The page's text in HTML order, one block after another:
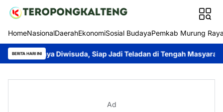
HomeNasionalDaerahEkonomiSosial BudayaPemkab Murung
BERITA HARI INISiap Jadi Teladan di Tengah Masyarakat Dina
Ad